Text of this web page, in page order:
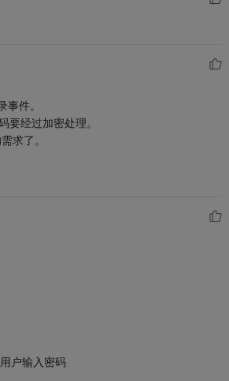
件。
经过加密处理。
求了。
户输入密码